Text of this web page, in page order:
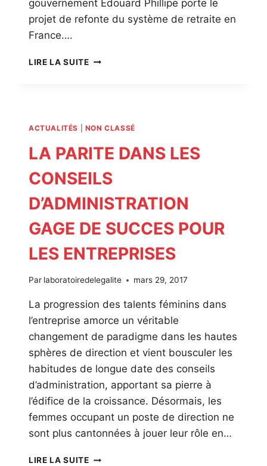
gouvernement Edouard Phillipe porte le
projet de refonte du système de retraite en
France….
LIRE LA SUITEREFONTE
ACTUALITÉS NON CLASSÉ
LA PARITE DANS LES
CONSEILS
D’ADMINISTRATION
GAGE DE SUCCES POUR
LES ENTREPRISES
Par laboratoiredelegalite mars 29, 2017
La progression des talents féminins dans
l’entreprise amorce un véritable
changement de paradigme dans les hautes
sphères de direction et vient bousculer les
habitudes de longue date des conseils
d’administration, apportant sa pierre à
l’édifice de la croissance. Désormais, les
femmes occupant un poste de direction ne
sont plus cantonnées à jouer leur rôle en…
LIRE LA SUITELA